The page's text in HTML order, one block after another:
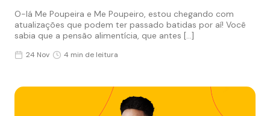
O-lá Me Poupeira e Me Poupeiro, estou chegando com
atualizações que podem ter passado batidas por aí! Você
sabia que a pensão alimentícia, que antes […]
24 Nov 4 min de leitura